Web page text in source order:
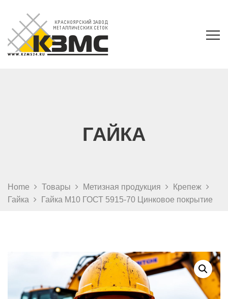
ГАЙКА
Home Товары Метизная продукция
Крепеж
Гайка
Гайка М10 ГОСТ 5915-70 Цинковое покрытие